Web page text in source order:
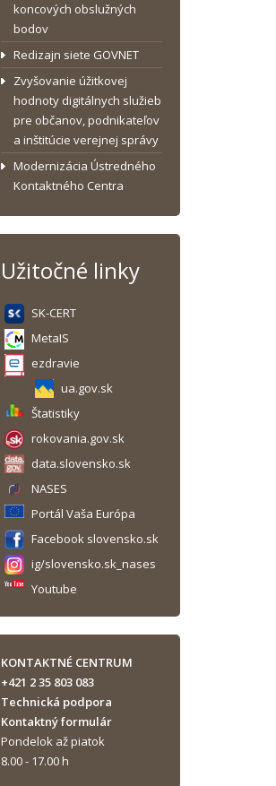
koncových obslužných
bodov
Redizajn siete GOVNET
Zvyšovanie úžitkovej
hodnoty digitálnych služieb
pre občanov, podnikateľov
a inštitúcie verejnej správy
Modernizácia Ústredného
Kontaktného Centra
Užitočné linky
SK-CERT
MetaIS
ezdravie
ua.gov.sk
Štatistiky
rokovania.gov.sk
data.slovensko.sk
NASES
Portál Vaša Európa
Facebook slovensko.sk
ig/slovensko.sk_nases
Youtube
KONTAKTNÉ CENTRUM
+421 2 35 803 083
Technická podpora
Kontaktný formulár
Pondelok až piatok
8.00 - 17.00 h